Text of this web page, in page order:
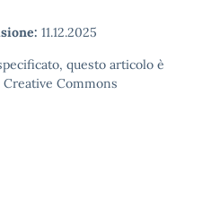
11.12.2025
questo articolo è
Commons